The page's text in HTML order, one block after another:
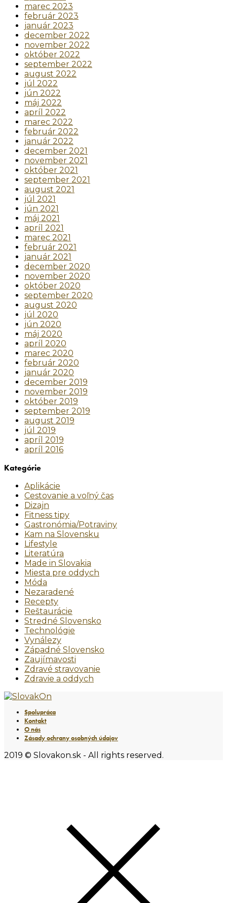
marec 2023
február 2023
január 2023
december 2022
november 2022
október 2022
september 2022
august 2022
júl 2022
jún 2022
máj 2022
apríl 2022
marec 2022
február 2022
január 2022
december 2021
november 2021
október 2021
september 2021
august 2021
júl 2021
jún 2021
máj 2021
apríl 2021
marec 2021
február 2021
január 2021
december 2020
november 2020
október 2020
september 2020
august 2020
júl 2020
jún 2020
máj 2020
apríl 2020
marec 2020
február 2020
január 2020
december 2019
november 2019
október 2019
september 2019
august 2019
júl 2019
apríl 2019
apríl 2016
Kategórie
Aplikácie
Cestovanie a voľný čas
Dizajn
Fitness tipy
Gastronómia/Potraviny
Kam na Slovensku
Lifestyle
Literatúra
Made in Slovakia
Miesta pre oddych
Móda
Nezaradené
Recepty
Reštaurácie
Stredné Slovensko
Technológie
Vynálezy
Západné Slovensko
Zaujímavosti
Zdravé stravovanie
Zdravie a oddych
Spolupráca
Kontakt
O nás
Zásady ochrany osobných údajov
2019 © Slovakon.sk - All rights reserved.